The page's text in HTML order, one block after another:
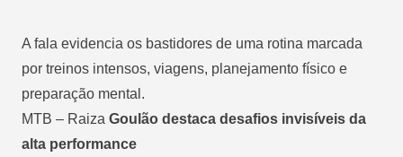
A fala evidencia os bastidores de uma rotina marcada
por treinos intensos, viagens, planejamento físico e
preparação mental.
MTB – Raiza Goulão destaca desafios invisíveis da
alta performance